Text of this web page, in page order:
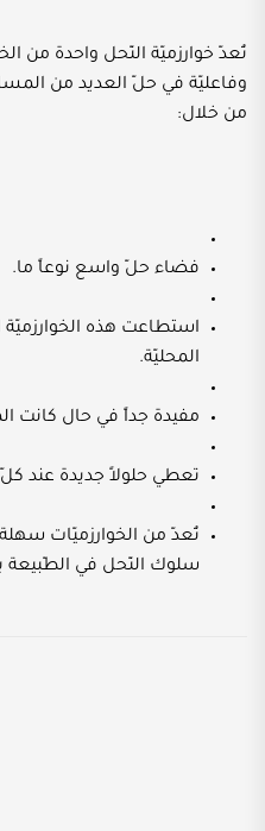
تُعدّ خوارزميّة النّحل واحدة من
وفاعليّة في حلّ العديد من
من خلال:
فضاء حلّ واسع نوعاً ما.
استطاعت هذه
المحليّة.
مفيدة جداً في حال كانت
تعطي حلولاً جديدة عند كلّ
تُعدّ من الخوارزميّات
سلوك النّحل في